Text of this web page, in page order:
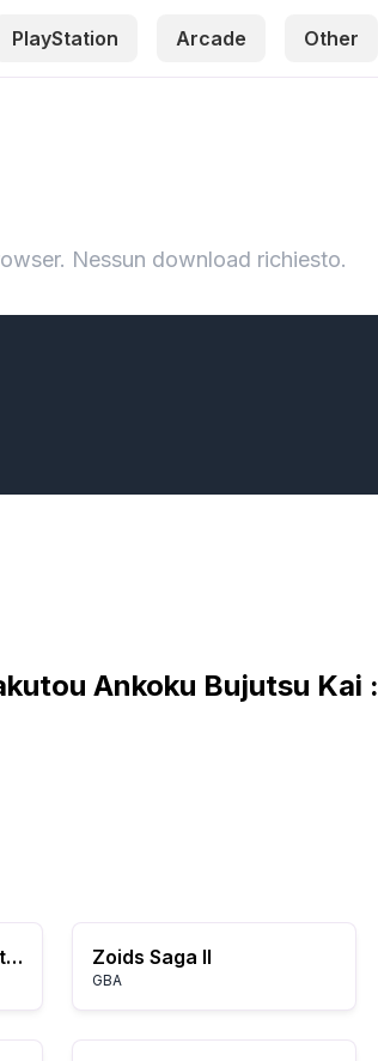
PlayStation Arcade Other
Nessun download richiesto.
Ankoku Bujutsu Kai :
Yu-Gi-Oh! Ultimate Masters: World Championship Tournament 2006 Zoids Saga II
GBA